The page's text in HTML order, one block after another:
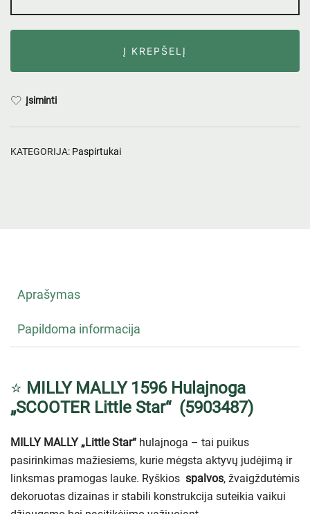
Į KREPŠELĮ
Įsiminti
KATEGORIJA: Paspirtukai
Aprašymas
Papildoma informacija
⭐ MILLY MALLY 1596 Hulajnoga
„SCOOTER Little Star“ (5903487)
MILLY MALLY „Little Star“ hulajnoga – tai puikus
pasirinkimas mažiesiems, kurie mėgsta aktyvų judėjimą ir
linksmas pramogas lauke. Ryškios spalvos, žvaigždutėmis
dekoruotas dizainas ir stabili konstrukcija suteikia vaikui